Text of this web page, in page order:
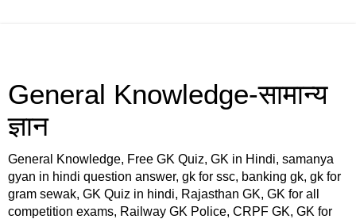
General Knowledge-सामान्य
ज्ञान
General Knowledge, Free GK Quiz, GK in Hindi, samanya
gyan in hindi question answer, gk for ssc, banking gk, gk for
gram sewak, GK Quiz in hindi, Rajasthan GK, GK for all
competition exams, Railway GK Police, CRPF GK, GK for